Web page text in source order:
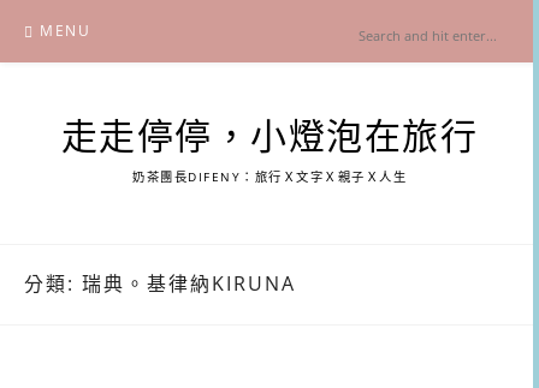
content
MENU
走走停停，小燈泡在旅行
奶茶團長DIFENY：旅行Ｘ文字Ｘ親子Ｘ人生
分類: 瑞典。基律納KIRUNA